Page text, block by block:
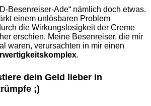
Besenreiser-Ade“ nämlich doch etwas.
einem unlösbaren Problem
die Wirkungslosigkeit der Creme
erschien. Meine Besenreiser, die mir
waren, verursachten in mir einen
.
dein Geld lieber in
;)